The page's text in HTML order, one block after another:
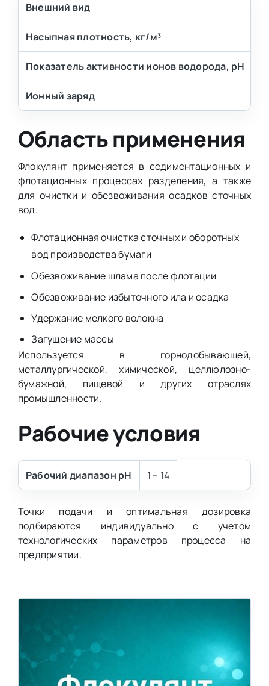
Внешний вид
Насыпная плотность, кг/м³
Показатель активности ионов водорода, pH
Ионный заряд
Область применения
Флокулянт применяется в седиментационных и
флотационных процессах разделения, а также
для очистки и обезвоживания осадков сточных
вод.
Флотационная очистка сточных и оборотных
вод производства бумаги
Обезвоживание шлама после флотации
Обезвоживание избыточного ила и осадка
Удержание мелкого волокна
Загущение массы
Используется в горнодобывающей,
металлургической, химической, целлюлозно-
бумажной, пищевой и других отраслях
промышленности.
Рабочие условия
Рабочий диапазон pH 1 – 14
Точки подачи и оптимальная дозировка
подбираются индивидуально с учетом
технологических параметров процесса на
предприятии.